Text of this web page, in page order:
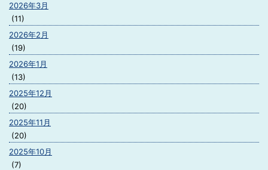
2026年3月
(11)
2026年2月
(19)
2026年1月
(13)
2025年12月
(20)
2025年11月
(20)
2025年10月
(7)